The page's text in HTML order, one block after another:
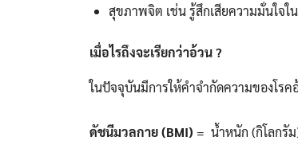
สุขภาพจิต เช่น รู้สึกเสียความมั่นใจใ
เมื่อไรถึงจะเรียกว่าอ้วน?
ในปัจจุบันมีการให้คำจำกัดความของโร
ดัชนีมวลกาย(BMI) = น้ำหนัก (กิโลกรั